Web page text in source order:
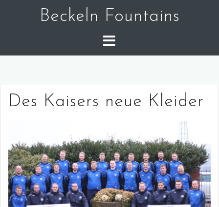
Beckeln Fountains
Des Kaisers neue Kleider